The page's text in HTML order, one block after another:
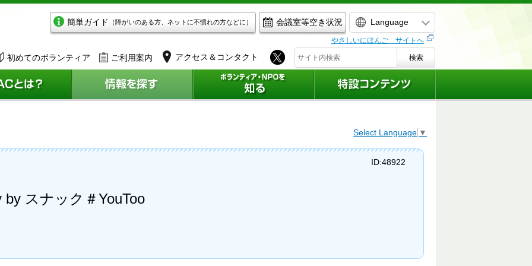
簡単ガイド （障がいのある方、ネットに不慣れの方などに） 会議室等空き状況 Language
やさしいにほんご サイトへ
初めてのボランティア ご利用案内 アクセス＆コンタクト 検索
Select Language ▼
スナック＃YouToo
ID:48922